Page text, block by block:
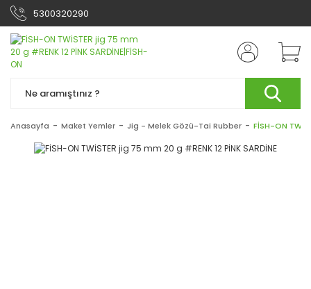
5300320290
Anasayfa Maket Yemler Jig - Melek Gözü-Tai Rubber FİSH-ON